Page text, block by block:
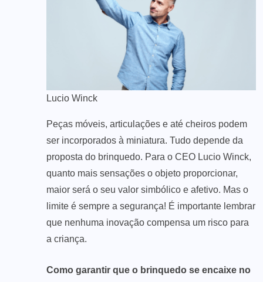
Lucio Winck
Peças móveis, articulações e até cheiros podem
ser incorporados à miniatura. Tudo depende da
proposta do brinquedo. Para o CEO Lucio Winck,
quanto mais sensações o objeto proporcionar,
maior será o seu valor simbólico e afetivo. Mas o
limite é sempre a segurança! É importante lembrar
que nenhuma inovação compensa um risco para
a criança.
Como garantir que o brinquedo se encaixe no